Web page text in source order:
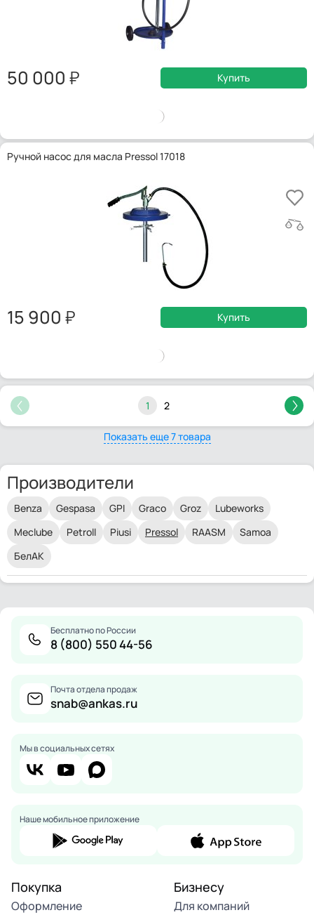
50 000 Купить
Ручной насос для масла Pressol 17018
15 900 Купить
1 2
Показать еще 7 товара
Производители
Benza Gespasa GPI Graco Groz
Lubeworks
Meclube
Petroll Piusi Pressol RAASM
Samoa
БелАК
Бесплатно по России
8 (800) 550 44-56
Почта отдела продаж
snab@ankas.ru
Мы в социальных сетях
Наше мобильное приложение
Покупка
Оформление
Бизнесу
Для компаний